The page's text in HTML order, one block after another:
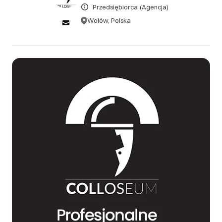
Przedsiębiorca (Agencja)
Wołów, Polska
nie zostały wykonane żadne czynności w ramach
zamówienia. W takim przypadku zwracamy całość
przypadku anulowania zamówienia po rozpoczęciu
realizacji projektu, Klientowi może zostać zwrócona
wartość wykonanych już prac. Szczegóły rozliczenia
ustalane są indywidualnie. Z uwagi na charakter usług
cyfrowych i dostosowanych do indywidualnych
potrzeb Klienta, po zatwierdzeniu koncepcji lub
przesłaniu pierwszych efektów prac (np. wersji
testowej), nie przysługuje prawo do odstąpienia od
umowy bez uzasadnionej przyczyny wynikającej z
niewykonania lub nienależytego wykonania usługi.
III. Gwarancja oraz reklamacje
realizowane przez nas objęte są 12-miesięczną